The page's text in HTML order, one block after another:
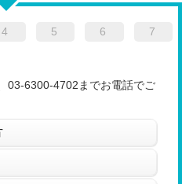
4 5 6 7
03-6300-4702までお電話でご